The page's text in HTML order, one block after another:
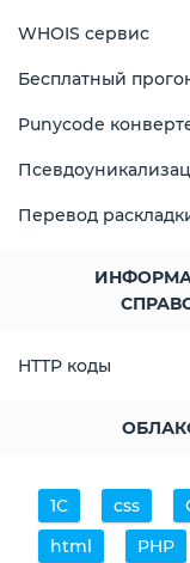
WHOIS сервис
Бесплатный
Punycode
Перевод
HTTP коды
1С css
html
PHP
в